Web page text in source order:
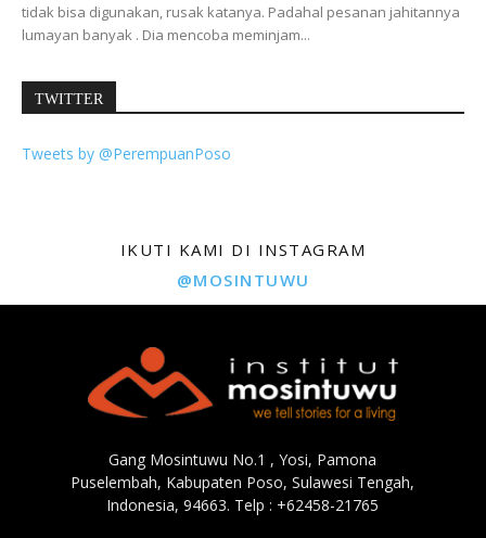
tidak bisa digunakan, rusak katanya. Padahal pesanan jahitannya
lumayan banyak . Dia mencoba meminjam...
TWITTER
Tweets by @PerempuanPoso
IKUTI KAMI DI INSTAGRAM
@MOSINTUWU
Gang Mosintuwu No.1 , Yosi, Pamona
Puselembah, Kabupaten Poso, Sulawesi Tengah,
Indonesia, 94663. Telp : +62458-21765